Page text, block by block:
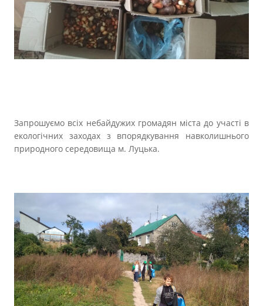
Запрошуємо всіх небайдужих громадян міста до участі в
екологічних заходах з впорядкування навколишнього
природного середовища м. Луцька.